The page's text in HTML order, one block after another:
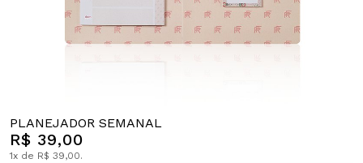
PLANEJADOR SEMANAL
R$ 39,00
1x de R$ 39,00.